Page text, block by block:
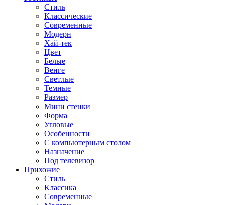
Стиль
Классические
Современные
Модерн
Хай-тек
Цвет
Белые
Венге
Светлые
Темные
Размер
Мини стенки
Форма
Угловые
Особенности
С компьютерным столом
Назначение
Под телевизор
Прихожие
Стиль
Классика
Современные